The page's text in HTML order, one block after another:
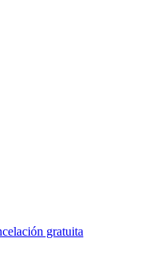
gratuita